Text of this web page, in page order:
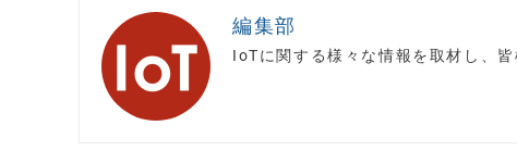
編集部
IoTに関する様々な情報を取材し、皆